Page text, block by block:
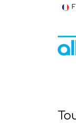
Se rendre